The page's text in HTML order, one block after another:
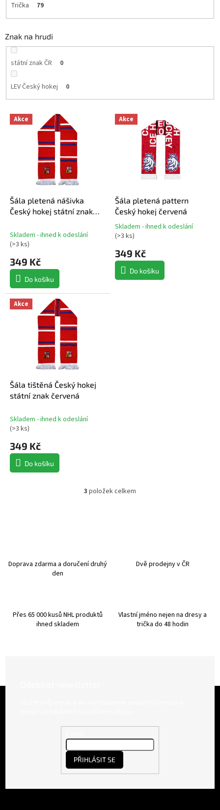
Trička 79
Znak na hrudi
státní znak ČR 0
LEV Český hokej 0
V Akce
Šála pletená nášivka
Český hokej státní znak
Skladem - ihned k odeslání
(>3 ks)
349 Kč
Do košíku
Akce
Šála pletená pattern
Český hokej červená
Průměrné
hodnocení
produktu
je
5,0
z
Skladem - ihned k odeslání
(>3 ks)
349 Kč
Do košíku
Akce
Šála tištěná Český hokej
státní znak červená
Skladem - ihned k odeslání
(>3 ks)
349 Kč
Do košíku
O
3 položek celkem
Doprava zdarma a doručení druhý
den
Dvě prodejny v ČR
Přes 65 000 kusů NHL produktů
ihned skladem
Vlastní jméno nejen na dresy a
trička do 48 hodin
PŘIHLÁSIT SE